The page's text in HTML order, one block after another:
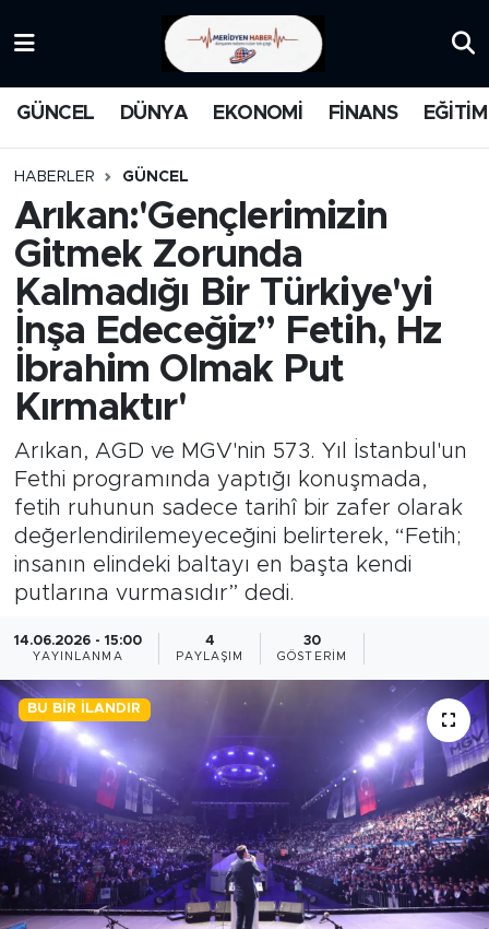
GÜNCEL DÜNYA EKONOMİ FİNANS EĞİTİM
HABERLER GÜNCEL
Arıkan:'Gençlerimizin
Gitmek Zorunda
Kalmadığı Bir Türkiye'yi
İnşa Edeceğiz” Fetih, Hz
İbrahim Olmak Put
Kırmaktır'
Arıkan, AGD ve MGV'nin 573. Yıl İstanbul'un
Fethi programında yaptığı konuşmada,
fetih ruhunun sadece tarihî bir zafer olarak
değerlendirilemeyeceğini belirterek, “Fetih;
insanın elindeki baltayı en başta kendi
putlarına vurmasıdır” dedi.
14.06.2026 - 15:00
YAYINLANMA
4
PAYLAŞIM
30
GÖSTERIM
BU BIR İLANDIR
MEDYA
FİNANS
DÜNYA
GÜNCEL
KARİKATÜR
BİLİM-TEKNOLOJİ
RÖPÖRTAJ
ANALİZ
NOSTALJİ
KULİS
YAZARLAR
DİNİ
POLİTİKA
Trafik Durumu
Süper Lig Puan Durumu ve Fikstür
Tüm Manşetler
Son Dakika Haberleri
Haber Arşivi